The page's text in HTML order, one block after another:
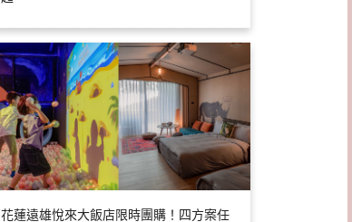
花蓮遠雄悅來大飯店限時團購！四方案任